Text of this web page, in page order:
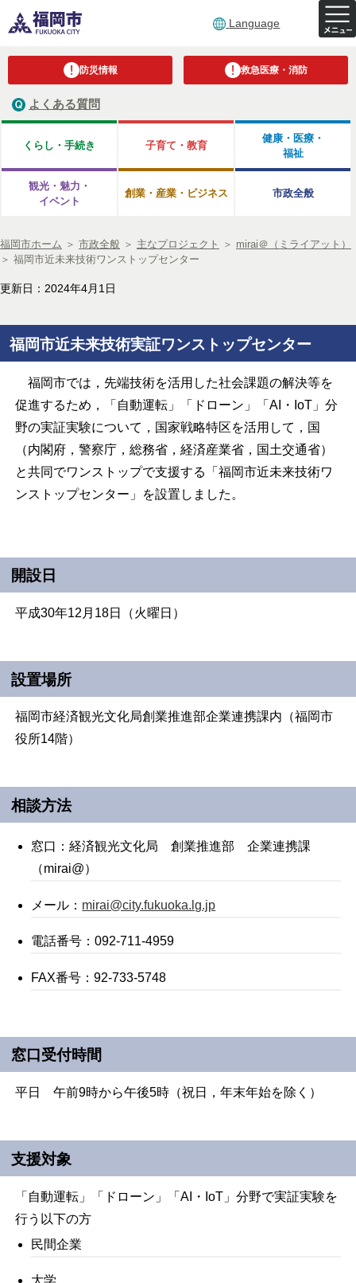
Language
防災情報 救急医療・消防
よくある質問
くらし・手続き 子育て・教育
健康・医療・
福祉
観光・魅力・
イベント
創業・産業・ビジネス 市政全般
福岡市ホーム ＞ 市政全般 ＞ 主なプロジェクト ＞ mirai＠（ミライアット）
＞ 福岡市近未来技術ワンストップセンター
更新日：2024年4月1日
福岡市近未来技術実証ワンストップセンター
福岡市では，先端技術を活用した社会課題の解決等を
促進するため，「自動運転」「ドローン」「AI・IoT」分
野の実証実験について，国家戦略特区を活用して，国
（内閣府，警察庁，総務省，経済産業省，国土交通省）
と共同でワンストップで支援する「福岡市近未来技術ワ
ンストップセンター」を設置しました。
開設日
平成30年12月18日（火曜日）
設置場所
福岡市経済観光文化局創業推進部企業連携課内（福岡市
役所14階）
相談方法
窓口：経済観光文化局 創業推進部 企業連携課
（mirai@）
メール： mirai@city.fukuoka.lg.jp
電話番号：092-711-4959
FAX番号：92-733-5748
窓口受付時間
平日 午前9時から午後5時（祝日，年末年始を除く）
支援対象
「自動運転」「ドローン」「AI・IoT」分野で実証実験を
行う以下の方
民間企業